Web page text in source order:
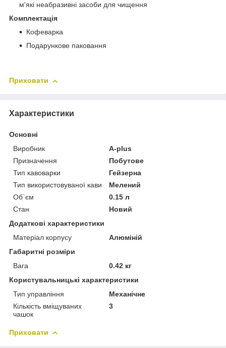
м'які неабразивні засоби для чищення
Комплектація
Кофеварка
Подарункове паковання
Приховати
Характеристики
Основні
Виробник
A-plus
Призначення
Побутове
Тип кавоварки
Гейзерна
Тип використовуваної кави
Мелений
Об`єм
0.15 л
Стан
Новий
Додаткові характеристики
Матеріал корпусу
Алюміній
Габаритні розміри
Вага
0.42 кг
Користувальницькі характеристики
Тип управління
Механічне
Кількість вміщуваних
чашок
3
Приховати